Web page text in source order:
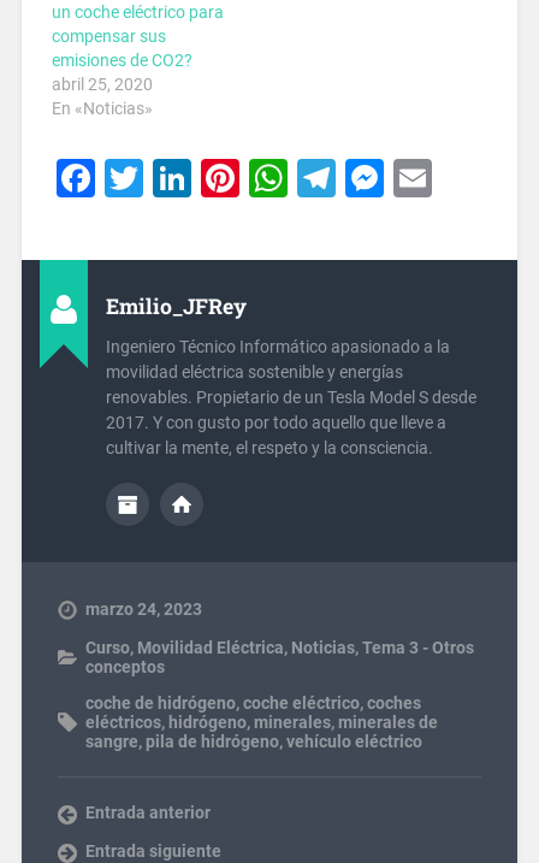
un coche eléctrico para
compensar sus
emisiones de CO2?
abril 25, 2020
En «Noticias»
Facebook
Twitter
LinkedIn
Pinterest
WhatsApp
Telegram
Email
Emilio_JFRey
Ingeniero Técnico Informático apasionado a la
movilidad eléctrica sostenible y energías
renovables. Propietario de un Tesla Model S desde
2017. Y con gusto por todo aquello que lleve a
cultivar la mente, el respeto y la consciencia.
marzo 24, 2023
Curso, Movilidad Eléctrica, Noticias,Tema 3 - Otros
conceptos
coche de hidrógeno,coche eléctrico,coches
eléctricos, hidrógeno, minerales, minerales de
sangre, pila de hidrógeno,vehículo eléctrico
Entrada anterior
Entrada siguiente